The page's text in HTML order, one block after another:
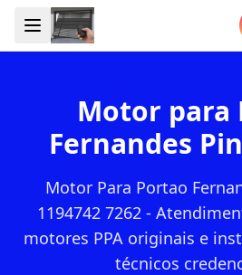
Motor para
Fernandes
Motor Para Portao
1194742 7262 -
motores PPA originais e
técnicos